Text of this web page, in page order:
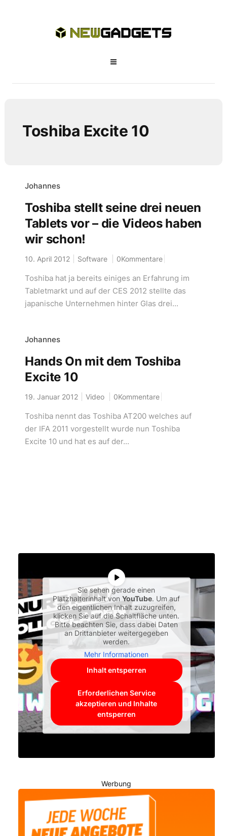
Toshiba Excite 10
Johannes
Toshiba stellt seine drei neuen
Tablets vor – die Videos haben
wir schon!
10. April 2012 Software 0Kommentare
Toshiba hat ja bereits einiges an Erfahrung im
Tabletmarkt und auf der CES 2012 stellte das
japanische Unternehmen hinter Glas drei...
Johannes
Hands On mit dem Toshiba
Excite 10
19. Januar 2012 Video 0Kommentare
Toshiba nennt das Toshiba AT200 welches auf
der IFA 2011 vorgestellt wurde nun Toshiba
Excite 10 und hat es auf der...
Sie sehen gerade einen
Platzhalterinhalt vonYouTube. Um auf
den eigentlichen Inhalt zuzugreifen,
klicken Sie auf die Schaltfläche unten.
Bitte beachten Sie, dass dabei Daten
an Drittanbieter weitergegeben
werden.
Mehr Informationen
Inhalt entsperren
Erforderlichen Service
akzeptieren und Inhalte
entsperren
Werbung